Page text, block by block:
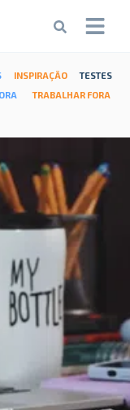
INSPIRAÇÃO
TESTES
TRABALHAR FORA